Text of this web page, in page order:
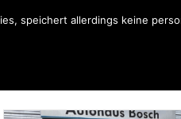
speichert allerdings keine